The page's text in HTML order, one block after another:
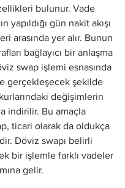
bulunur. Vade
yapıldığı gün nakit akışı
arasında yer alır. Bunun
bağlayıcı bir anlaşma
swap işlemi esnasında
gerçekleşecek şekilde
değişimlerin
indirilir. Bu amaçla
ticari olarak da oldukça
Döviz swapı belirli
bir işlemle farklı vadeler
gelir.